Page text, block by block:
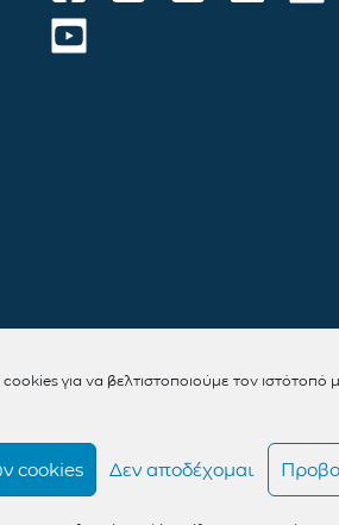
για να βελτιστοποιούμε τον ιστότοπό
cookies Δεν αποδέχομαι